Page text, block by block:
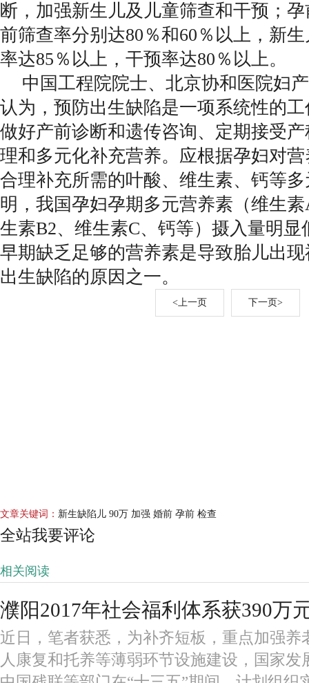
断，加强新生儿及儿童筛查和干预；
前筛查率分别达80％和60％以上，新
率达85％以上，干预率达80％以上。
中国工程院院士、北京协和医院妇
认为，预防出生缺陷是一项系统性的
做好产前诊断和遗传咨询、定期接受
理和多元化补充营养。应根据孕妇对
合理补充所需的叶酸、维生素、钙等
明，我国孕妇孕期多元营养素（维生
生素B2、维生素C、钙等）摄入量明
早期缺乏足够的营养素是导致胎儿出
出生缺陷的原因之一。
<上一页 下一页>
文章关键词： 新生缺陷儿 90万 加强 婚前 孕前 检查
全站我要评论
相关阅读
濮阳2017年社会福利体系获390万
近日，笔者获悉，为补齐短板，重点加强养
人康复和托养等薄弱环节设施建设，国家发